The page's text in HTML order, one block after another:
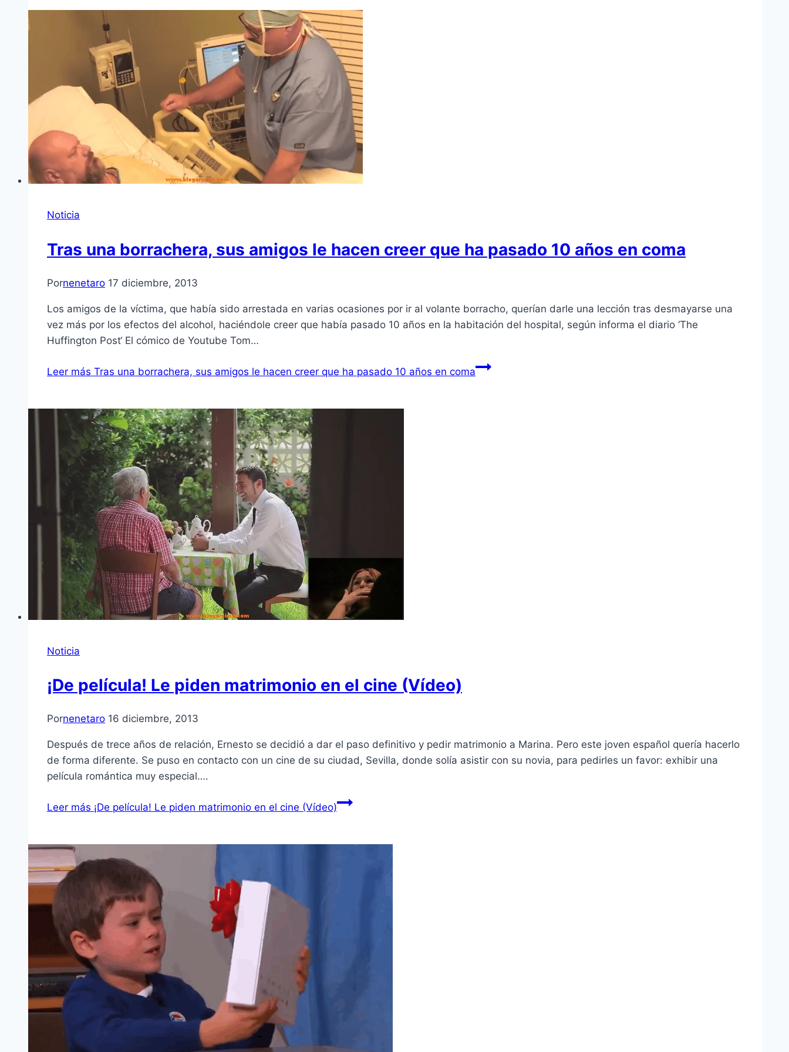
Noticia
Tras una borrachera, sus amigos le hacen creer que ha pasado 10 años en coma
Pornenetaro 17 diciembre, 2013
Los amigos de la víctima, que había sido arrestada en varias ocasiones por ir al volante borracho, querían darle una lección tras desmayarse una
vez más por los efectos del alcohol, haciéndole creer que había pasado 10 años en la habitación del hospital, según informa el diario ‘The
Huffington Post‘ El cómico de Youtube Tom…
Leer más Tras una borrachera, sus amigos le hacen creer que ha pasado 10 años en coma
Noticia
¡De película! Le piden matrimonio en el cine (Vídeo)
Pornenetaro 16 diciembre, 2013
Después de trece años de relación, Ernesto se decidió a dar el paso definitivo y pedir matrimonio a Marina. Pero este joven español quería hacerlo
de forma diferente. Se puso en contacto con un cine de su ciudad, Sevilla, donde solía asistir con su novia, para pedirles un favor: exhibir una
película romántica muy especial….
Leer más ¡De película! Le piden matrimonio en el cine (Vídeo)